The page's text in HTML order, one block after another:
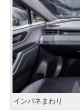
インパネまわり